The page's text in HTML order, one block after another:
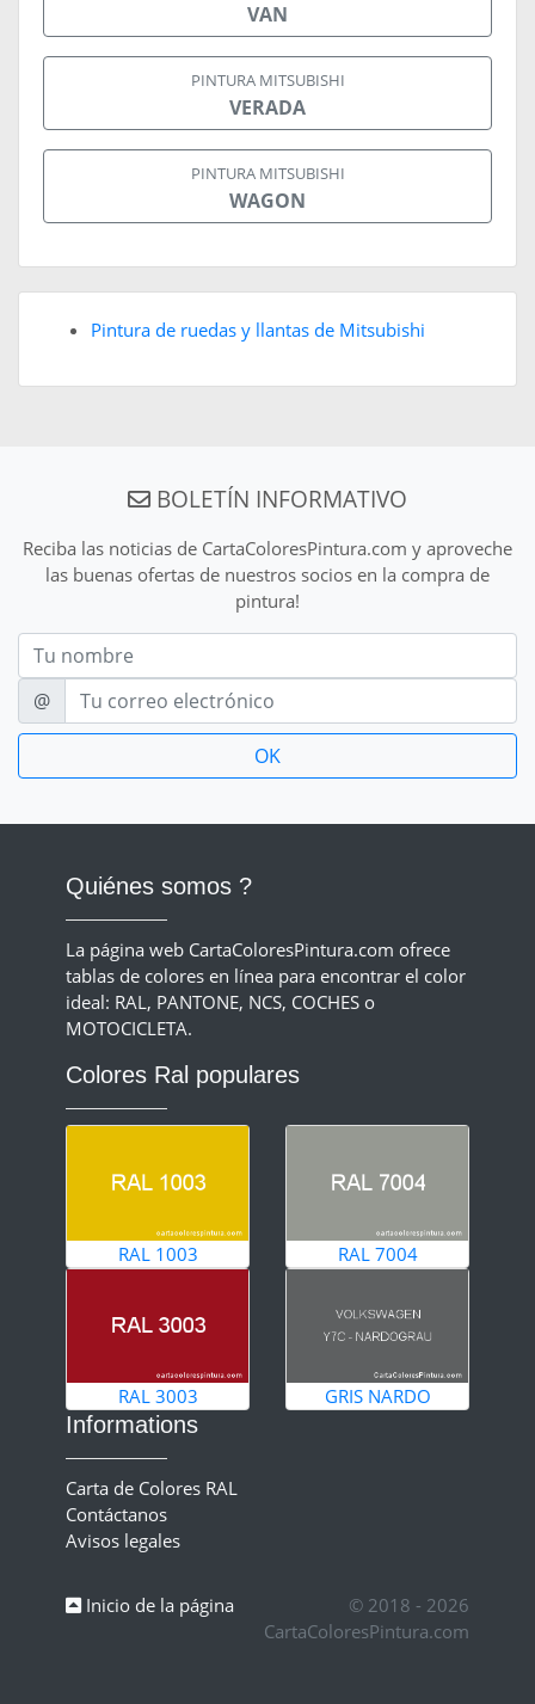
VAN
PINTURA MITSUBISHI
VERADA
PINTURA MITSUBISHI
WAGON
Pintura de ruedas y llantas de Mitsubishi
BOLETÍN INFORMATIVO
Reciba las noticias de CartaColoresPintura.com y aproveche
las buenas ofertas de nuestros socios en la compra de
pintura!
Nom
E-mail
@
Quiénes somos ?
La página web CartaColoresPintura.com ofrece
tablas de colores en línea para encontrar el color
ideal: RAL, PANTONE, NCS, COCHES o
MOTOCICLETA.
Colores Ral populares
RAL 1003 RAL 7004
RAL 3003 GRIS NARDO
Informations
Carta de Colores RAL
Contáctanos
Avisos legales
Inicio de la página
© 2018 - 2026
CartaColoresPintura.com